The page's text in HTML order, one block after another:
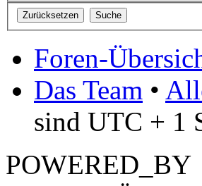
Foren-
Das Team •
sind UTC + 1
POWERED_BY